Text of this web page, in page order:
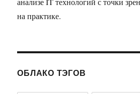
на практике.
ОБЛАКО ТЭГОВ